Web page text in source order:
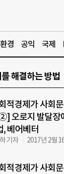
환경 공익 국제
해결하는 방법
적경제가 사회
오로지 발달장
, 베어베터
기자 2017년 2월
적경제가 사회